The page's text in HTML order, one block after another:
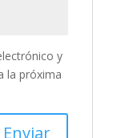
y
la próxima